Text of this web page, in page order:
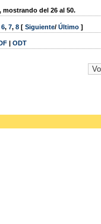
del 26 al 50.
6, 7, 8 [ Siguiente/ Último ]
| ODT